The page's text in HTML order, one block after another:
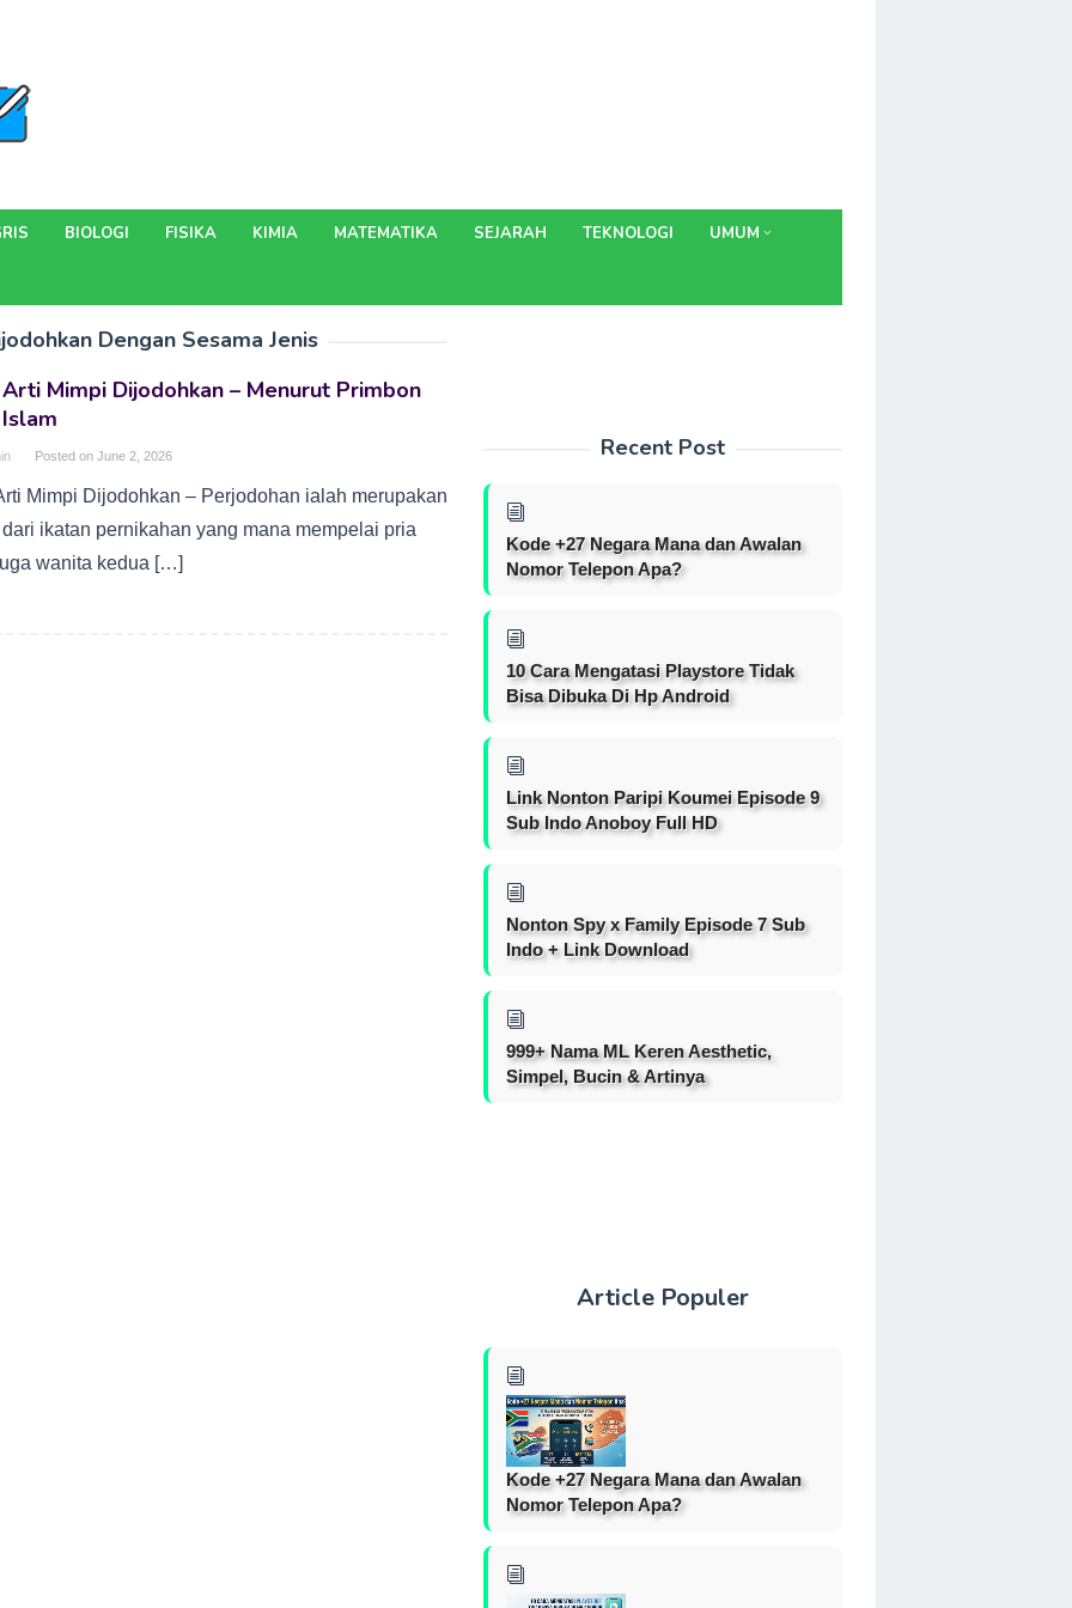
BIOLOGI FISIKA KIMIA MATEMATIKA SEJARAH TEKNOLOGI UMUM
Dengan Sesama Jenis
Mimpi Dijodohkan – Menurut Primbon
Posted on June 2, 2026
Mimpi Dijodohkan – Perjodohan ialah merupakan
ikatan pernikahan yang mana mempelai pria
wanita kedua […]
Recent Post
Kode +27 Negara Mana dan Awalan
Nomor Telepon Apa?
10 Cara Mengatasi Playstore Tidak
Bisa Dibuka Di Hp Android
Link Nonton Paripi Koumei Episode 9
Sub Indo Anoboy Full HD
Nonton Spy x Family Episode 7 Sub
Indo + Link Download
999+ Nama ML Keren Aesthetic,
Simpel, Bucin & Artinya
Article Populer
Kode +27 Negara Mana dan Awalan
Nomor Telepon Apa?